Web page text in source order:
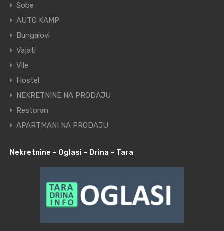
Sobe
AUTO KAMP
Bungalovi
Vajati
Vile
Hostel
NEKRETNINE NA PRODAJU
Restoran
APARTMANI NA PRODAJU
Nekretnine – Oglasi – Drina – Tara